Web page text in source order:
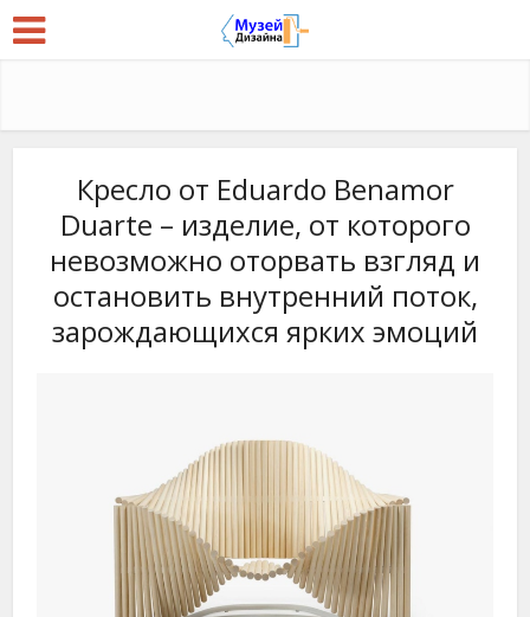
Кресло от Eduardo Benamor
Duarte – изделие, от которого
невозможно оторвать взгляд и
остановить внутренний поток,
зарождающихся ярких эмоций